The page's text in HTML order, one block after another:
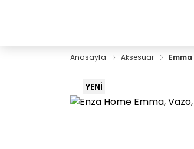
Anasayfa Aksesuar Emma
YENİ